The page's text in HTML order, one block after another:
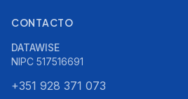
CONTACTO
DATAWISE
NIPC 517516691
+351 928 371 073